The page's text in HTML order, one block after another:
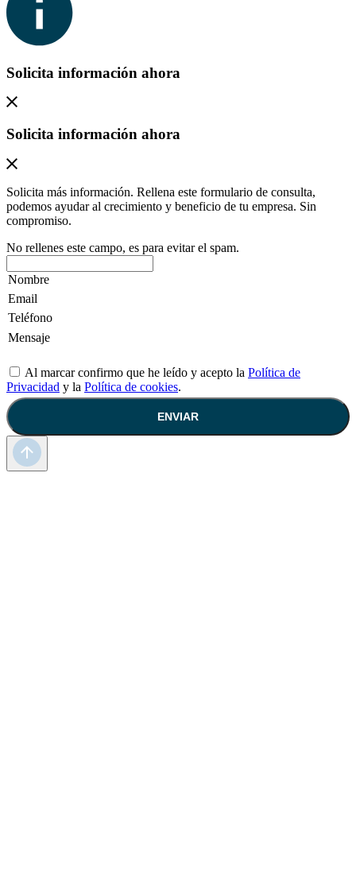
Solicita información ahora
Solicita información ahora
Solicita más información. Rellena este formulario de consulta,
podemos ayudar al crecimiento y beneficio de tu empresa. Sin
compromiso.
No rellenes este campo, es para evitar el spam.
Al marcar confirmo que he leído y acepto la Política de
Privacidad y la Política de cookies.
ENVIAR